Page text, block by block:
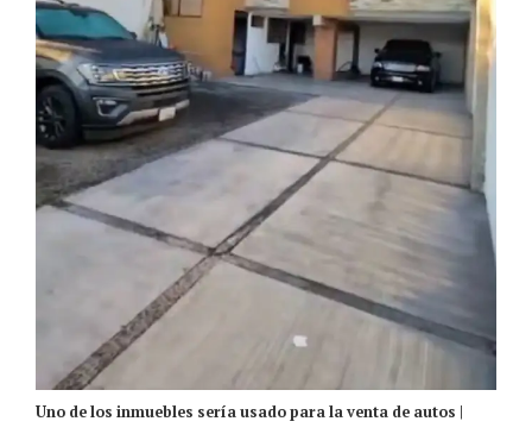
Uno de los inmuebles sería usado para la venta de autos |